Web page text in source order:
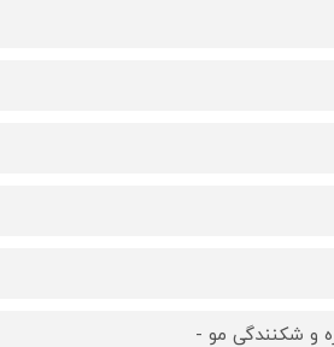
و شکنندگی مو -